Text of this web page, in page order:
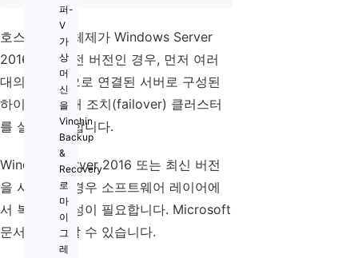
퍼-
V
가
상
머
신
을
Vinchin
Backup
&
Recovery
로
마
이
그
레
호스트 운영 체제가 Windows Server
2016보다 이전 버전인 경우, 먼저 여러
대의 물리적으로 연결된 서버로 구성된
하이퍼-V 장애 조치(failover) 클러스터
를 설정해야 합니다.
Windows Server 2016 또는 최신 버전
을 사용하는 경우 소프트웨어 레이어에
서 복잡한 구성이 필요합니다. Microsoft
문서를 참조할 수 있습니다.